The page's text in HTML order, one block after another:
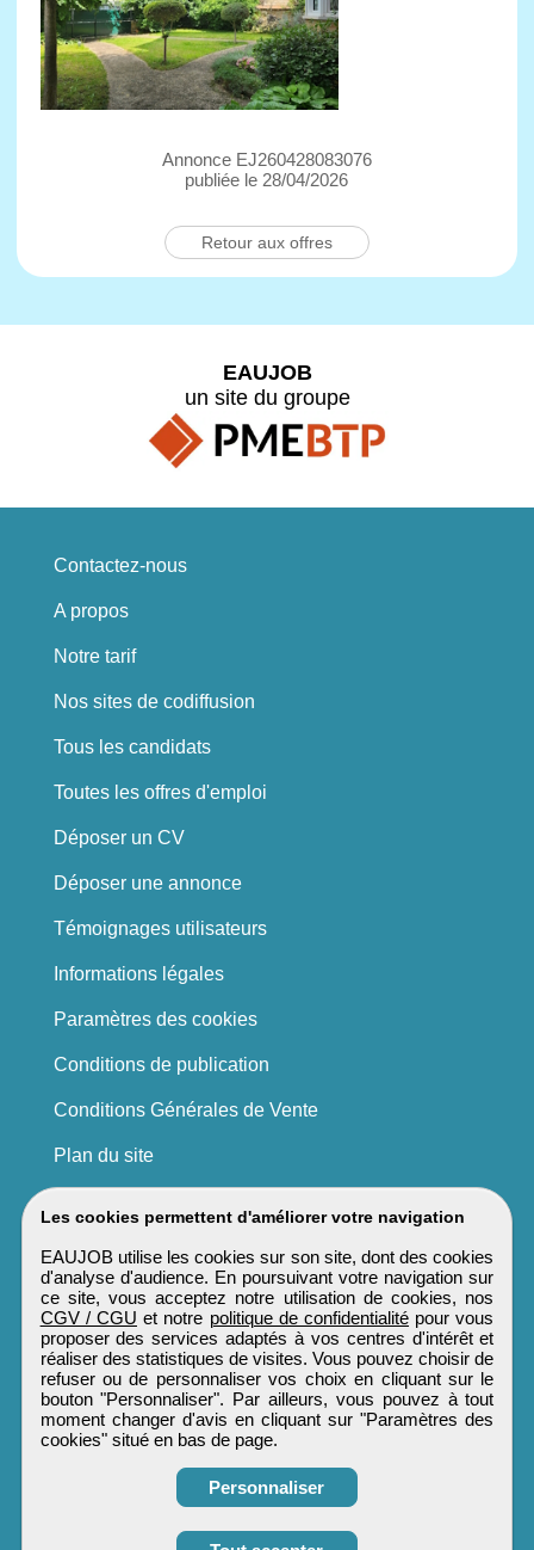
Annonce EJ260428083076
publiée le 28/04/2026
Retour aux offres
Les cookies permettent d'améliorer votre navigation
EAUJOB utilise les cookies sur son site, dont des cookies
d'analyse d'audience. En poursuivant votre navigation sur
ce site, vous acceptez notre utilisation de cookies, nos
CGV / CGU et notre politique de confidentialité pour vous
proposer des services adaptés à vos centres d'intérêt et
réaliser des statistiques de visites. Vous pouvez choisir de
refuser ou de personnaliser vos choix en cliquant sur le
bouton "Personnaliser". Par ailleurs, vous pouvez à tout
moment changer d'avis en cliquant sur "Paramètres des
cookies" situé en bas de page.
Personnaliser
EAUJOB
un site du groupe
Contactez-nous
A propos
Notre tarif
Nos sites de codiffusion
Tous les candidats
Toutes les offres d'emploi
Déposer un CV
Déposer une annonce
Témoignages utilisateurs
Informations légales
Paramètres des cookies
Conditions de publication
Conditions Générales de Vente
Plan du site